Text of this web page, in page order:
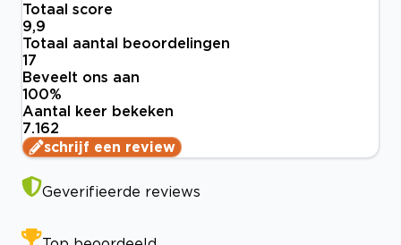
Totaal score
9,9
Totaal aantal beoordelingen
17
Beveelt ons aan
100%
Aantal keer bekeken
7.162
schrijf een review
Geverifieerde reviews